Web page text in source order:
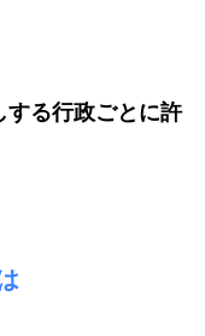
する行政ごとに許